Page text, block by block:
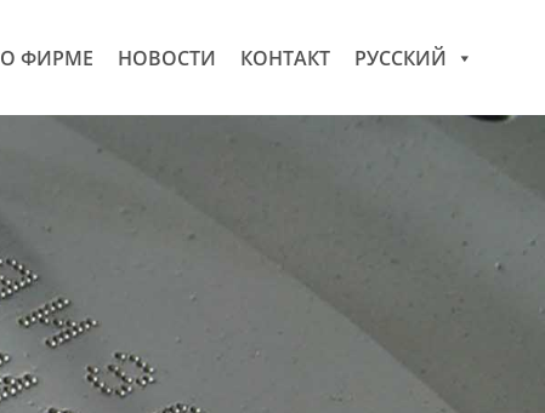
О ФИРМЕ НОВОСТИ КОНТАКТ РУССКИЙ